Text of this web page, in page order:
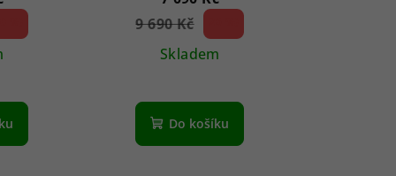
9 690 Kč
Skladem
Do košíku